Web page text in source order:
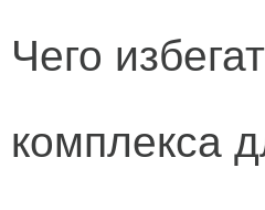
Чего
комплекса